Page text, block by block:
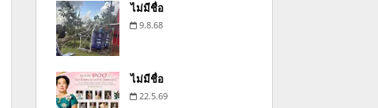
ไม่มีชื่อ
9.8.68
ไม่มีชื่อ
22.5.69